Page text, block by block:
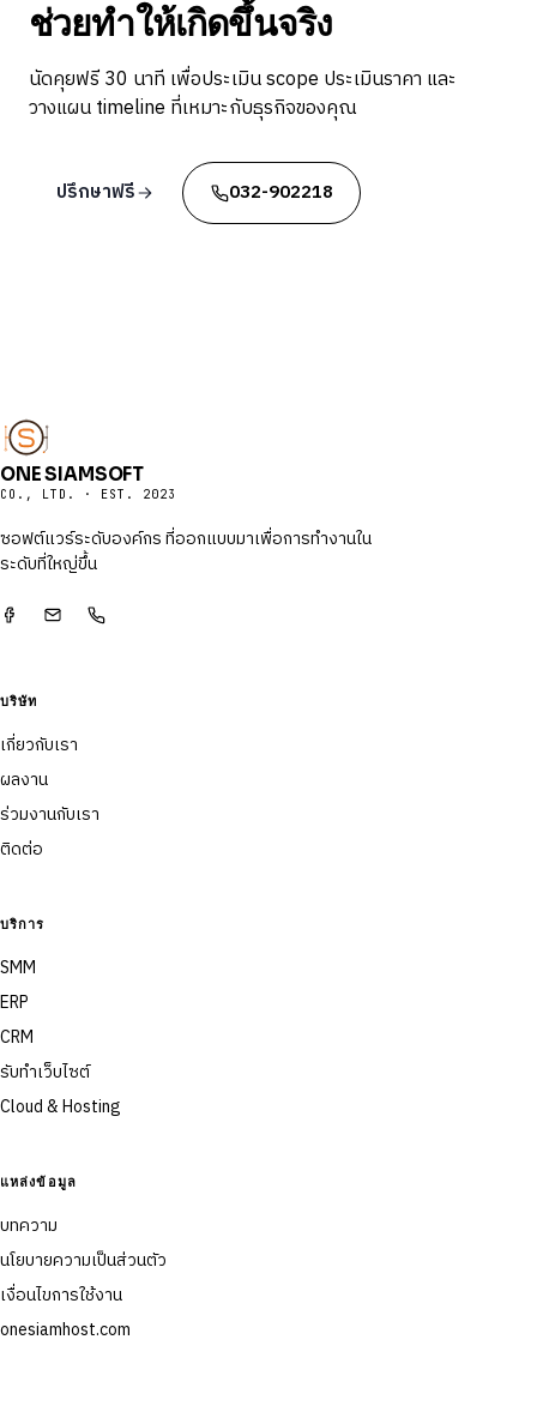
ช่วยทำให้เกิดขึ้นจริง
นัดคุยฟรี 30 นาที เพื่อประเมิน scope ประเมินราคา และ
วางแผน timeline ที่เหมาะกับธุรกิจของคุณ
ปรึกษาฟรี 032-902218
ONE SIAMSOFT
CO., LTD. · EST. 2023
ซอฟต์แวร์ระดับองค์กร ที่ออกแบบมาเพื่อการทำงานใน
ระดับที่ใหญ่ขึ้น
บริษัท
เกี่ยวกับเรา
ผลงาน
ร่วมงานกับเรา
ติดต่อ
บริการ
SMM
ERP
CRM
รับทำเว็บไซต์
Cloud & Hosting
แหล่งข้อมูล
บทความ
นโยบายความเป็นส่วนตัว
เงื่อนไขการใช้งาน
onesiamhost.com